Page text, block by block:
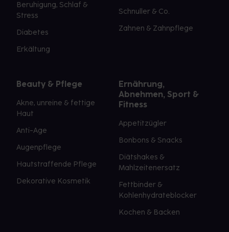
Beruhigung, Schlaf &
Stress
Diabetes
Erkältung
Schnuller & Co.
Zahnen & Zahnpflege
Beauty & Pflege
Akne, unreine & fettige
Haut
Anti-Age
Augenpflege
Hautstraffende Pflege
Dekorative Kosmetik
Ernährung,
Abnehmen, Sport &
Fitness
Appetitzügler
Bonbons & Snacks
Diätshakes &
Mahlzeitenersatz
Fettbinder &
Kohlenhydrateblocker
Kochen & Backen